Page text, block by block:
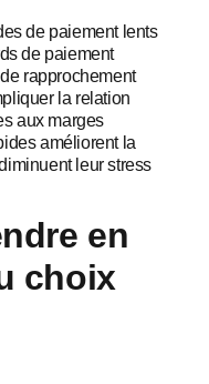
de paiement lents
de paiement
rapprochement
la relation
aux marges
améliorent la
leur stress
en
choix